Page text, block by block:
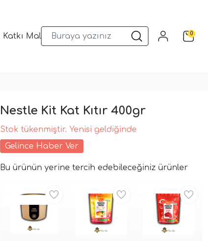
Katkı Malzemeleri Sunum Gereçleri Kalıplar0
Nestle Kit Kat Kıtır 400gr
Stok tükenmiştir. Yenisi geldiğinde
Gelince Haber Ver
Bu ürünün yerine tercih edebileceğiniz ürünler
Aynı Gün Kargo
Aynı Gün Kargo Aynı Gün Kargo